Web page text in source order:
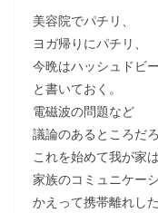
美容院でパチリ、
ヨガ帰りにパチリ、
今晩はハッシュドビ
と書いておく。
電磁波の問題など
議論のあるところだ
これを始めて我が家は
家族のコミュニケー
かえって携帯離れし